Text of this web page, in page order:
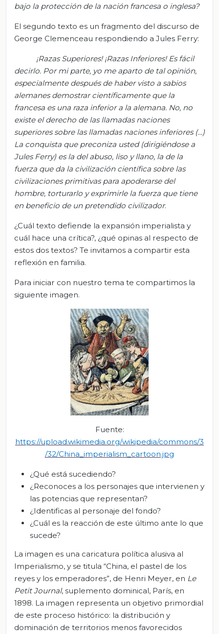
bajo la protección de la nación francesa o inglesa?
El segundo texto es un fragmento del discurso de
George Clemenceau respondiendo a Jules Ferry:
¡Razas Superiores! ¡Razas Inferiores! Es fácil
decirlo. Por mi parte, yo me aparto de tal opinión,
especialmente después de haber visto a sabios
alemanes demostrar científicamente que la
francesa es una raza inferior a la alemana. No, no
existe el derecho de las llamadas naciones
superiores sobre las llamadas naciones inferiores (…)
La conquista que preconiza usted (dirigiéndose a
Jules Ferry) es la del abuso, liso y llano, la de la
fuerza que da la civilización científica sobre las
civilizaciones primitivas para apoderarse del
hombre, torturarlo y exprimirle la fuerza que tiene
en beneficio de un pretendido civilizador.
¿Cuál texto defiende la expansión imperialista y
cuál hace una crítica?, ¿qué opinas al respecto de
estos dos textos? Te invitamos a compartir esta
reflexión en familia.
Para iniciar con nuestro tema te compartimos la
siguiente imagen.
Fuente:
https://upload.wikimedia.org/wikipedia/commons/3
/32/China_imperialism_cartoon.jpg
¿Qué está sucediendo?
¿Reconoces a los personajes que intervienen y
las potencias que representan?
¿Identificas al personaje del fondo?
¿Cuál es la reacción de este último ante lo que
sucede?
La imagen es una caricatura política alusiva al
Imperialismo, y se titula “China, el pastel de los
reyes y los emperadores”, de Henri Meyer, en Le
PetitJournal, suplemento dominical, París, en
1898. La imagen representa un objetivo primordial
de este proceso histórico: la distribución y
dominación de territorios menos favorecidos